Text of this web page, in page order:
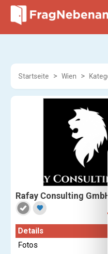
Startseite Wien
Rafay Consulting GmbH
favorite
Details
Fotos